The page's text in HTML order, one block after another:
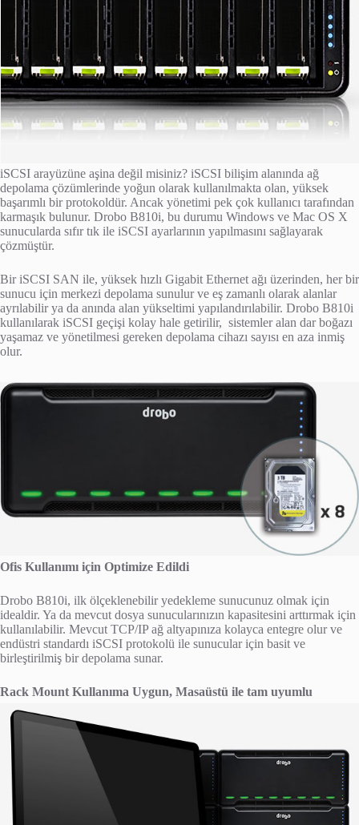
iSCSI arayüzüne aşina değil misiniz? iSCSI bilişim alanında ağ
depolama çözümlerinde yoğun olarak kullanılmakta olan, yüksek
başarımlı bir protokoldür. Ancak yönetimi pek çok kullanıcı tarafından
karmaşık bulunur. Drobo B810i, bu durumu Windows ve Mac OS X
sunucularda sıfır tık ile iSCSI ayarlarının yapılmasını sağlayarak
çözmüştür.
Bir iSCSI SAN ile, yüksek hızlı Gigabit Ethernet ağı üzerinden, her bir
sunucu için merkezi depolama sunulur ve eş zamanlı olarak alanlar
ayrılabilir ya da anında alan yükseltimi yapılandırılabilir. Drobo B810i
kullanılarak iSCSI geçişi kolay hale getirilir, sistemler alan dar boğazı
yaşamaz ve yönetilmesi gereken depolama cihazı sayısı en aza inmiş
olur.
Ofis Kullanımı için Optimize Edildi
Drobo B810i, ilk ölçeklenebilir yedekleme sunucunuz olmak için
idealdir. Ya da mevcut dosya sunucularınızın kapasitesini arttırmak için
kullanılabilir. Mevcut TCP/IP ağ altyapınıza kolayca entegre olur ve
endüstri standardı iSCSI protokolü ile sunucular için basit ve
birleştirilmiş bir depolama sunar.
Rack Mount Kullanıma Uygun, Masaüstü ile tam uyumlu